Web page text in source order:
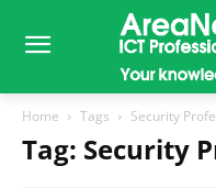
Home Tags Security
Tag: Security